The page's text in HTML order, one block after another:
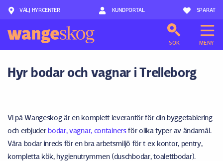
Hoppa till innehåll
VÄLJ HYRCENTER KUNDPORTAL SPARAT
SÖK MENY
Hyr bodar och vagnar i Trelleborg
Vi på Wangeskog är en komplett leverantör för din byggetablering
och erbjuderbodar, vagnar, containersför olika typer av ändamål.
Våra bodar inreds för en bra arbetsmiljö för t ex kontor, pentry,
kompletta kök, hygienutrymmen (duschbodar, toalettbodar).